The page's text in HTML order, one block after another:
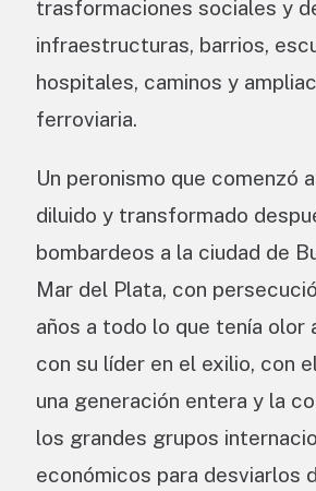
trasformaciones sociales y
infraestructuras, barrios,
hospitales, caminos y
ferroviaria.
Un peronismo que comenzó
diluido y transformado
bombardeos a la ciudad de
Mar del Plata, con
años a todo lo que tenía olor
con su líder en el exilio, con
una generación entera y la
los grandes grupos
económicos para desviarlos